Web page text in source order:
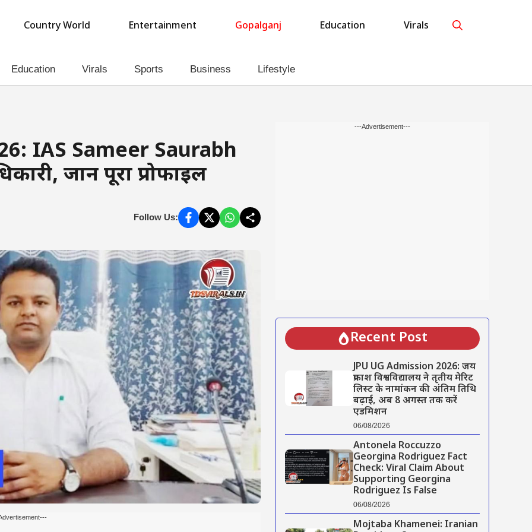
Country World Entertainment Gopalganj Education Virals
Education Virals Sports Business Lifestyle
IAS Sameer Saurabh
जानें पूरा प्रोफाइल
Follow Us:
---Advertisement---
Recent Post
JPU UG Admission 2026: जय
प्रकाश विश्वविद्यालय ने तृतीय मेरिट
लिस्ट के नामांकन की अंतिम तिथि
बढ़ाई, अब 8 अगस्त तक करें
एडमिशन
06/08/2026
Antonela Roccuzzo
Georgina Rodriguez Fact
Check: Viral Claim About
Supporting Georgina
Rodriguez Is False
06/08/2026
Mojtaba Khamenei: Iranian